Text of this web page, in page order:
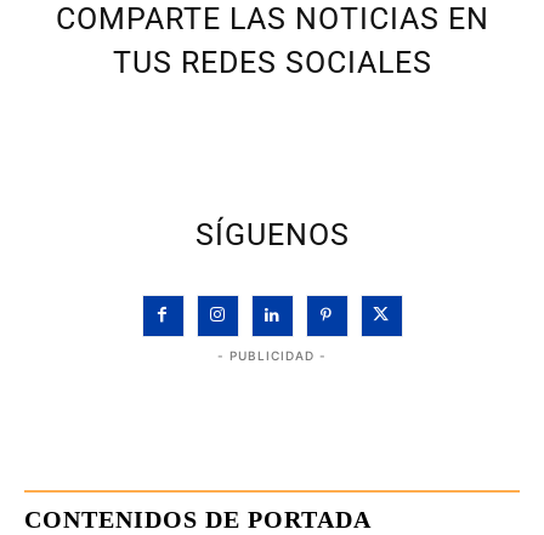
COMPARTE LAS NOTICIAS EN
TUS REDES SOCIALES
SÍGUENOS
- PUBLICIDAD -
CONTENIDOS DE PORTADA